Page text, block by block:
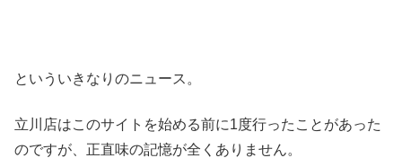
といういきなりのニュース。
立川店はこのサイトを始める前に1度行ったことがあった
のですが、正直味の記憶が全くありません。